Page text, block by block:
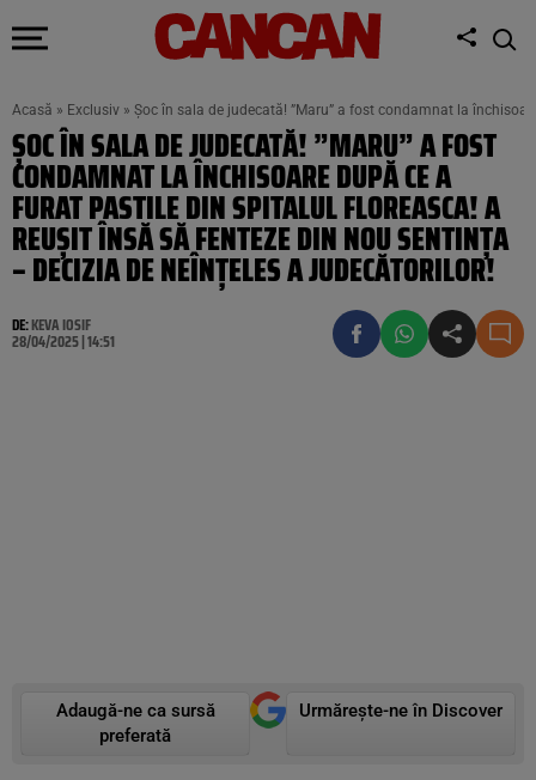
Acasă » Exclusiv » Șoc în sala de judecată! ”Maru” a fost condamnat la
ȘOC ÎN SALA DE JUDECATĂ! ”MARU” A FOST
CONDAMNAT LA ÎNCHISOARE DUPĂ CE A
FURAT PASTILE DIN SPITALUL FLOREASCA! A
REUȘIT ÎNSĂ SĂ FENTEZE DIN NOU SENTINȚA
– DECIZIA DE NEÎNȚELES A JUDECĂTORILOR!
DE:KEVA IOSIF
28/04/2025 | 14:51
Adaugă-ne ca sursă
preferată
Urmărește-ne în Discover